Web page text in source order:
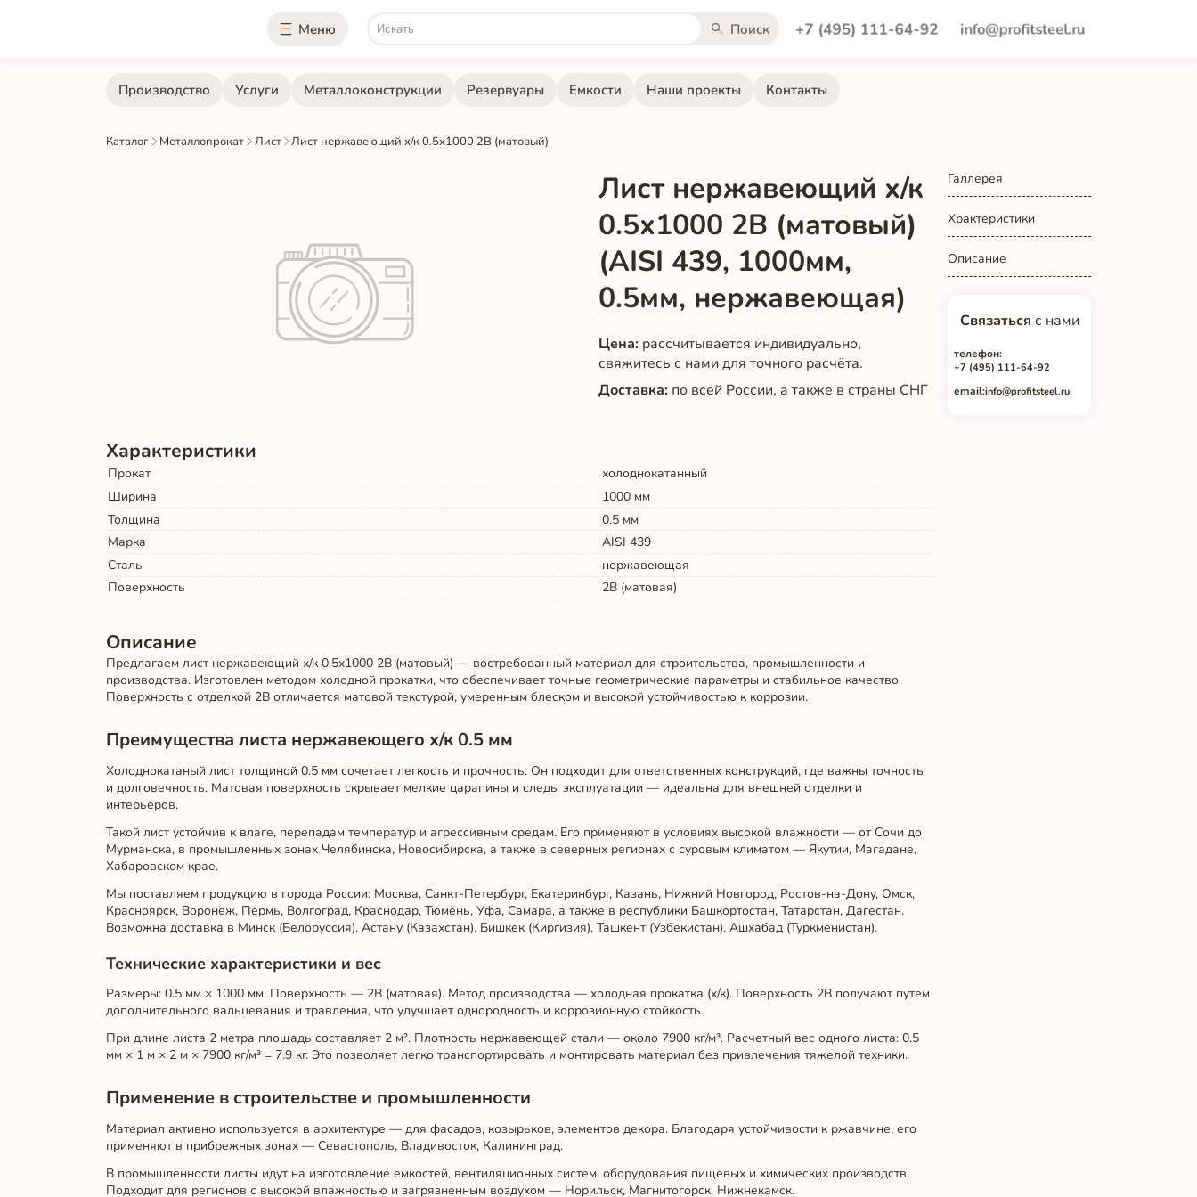
Меню Поиск +7 (495) 111-64-92 info@profitsteel.ru
Производство Услуги Металлоконструкции Резервуары Емкости Наши проекты Контакты
Каталог Металлопрокат Лист Лист нержавеющий х/к 0.5х1000 2B (матовый)
Лист нержавеющий х/к
0.5х1000 2B (матовый)
(AISI 439, 1000мм,
0.5мм, нержавеющая)
Цена: рассчитывается индивидуально,
свяжитесь с нами для точного расчёта.
Доставка: по всей России, а также в страны СНГ
Галлерея
Храктеристики
Описание
Связаться с нами
телефон:
+7 (495) 111-64-92
email:info@profitsteel.ru
Характеристики
Прокат
холоднокатанный
Ширина
1000 мм
Толщина
0.5 мм
Марка
AISI 439
Сталь
нержавеющая
Поверхность
2B (матовая)
Описание
Предлагаем лист нержавеющий х/к 0.5х1000 2B (матовый) — востребованный материал для строительства, промышленности и
производства. Изготовлен методом холодной прокатки, что обеспечивает точные геометрические параметры и стабильное качество.
Поверхность с отделкой 2B отличается матовой текстурой, умеренным блеском и высокой устойчивостью к коррозии.
Преимущества листа нержавеющего х/к 0.5 мм
Холоднокатаный лист толщиной 0.5 мм сочетает легкость и прочность. Он подходит для ответственных конструкций, где важны точность
и долговечность. Матовая поверхность скрывает мелкие царапины и следы эксплуатации — идеальна для внешней отделки и
интерьеров.
Такой лист устойчив к влаге, перепадам температур и агрессивным средам. Его применяют в условиях высокой влажности — от Сочи до
Мурманска, в промышленных зонах Челябинска, Новосибирска, а также в северных регионах с суровым климатом — Якутии, Магадане,
Хабаровском крае.
Мы поставляем продукцию в города России: Москва, Санкт-Петербург, Екатеринбург, Казань, Нижний Новгород, Ростов-на-Дону, Омск,
Красноярск, Воронеж, Пермь, Волгоград, Краснодар, Тюмень, Уфа, Самара, а также в республики Башкортостан, Татарстан, Дагестан.
Возможна доставка в Минск (Белоруссия), Астану (Казахстан), Бишкек (Киргизия), Ташкент (Узбекистан), Ашхабад (Туркменистан).
Технические характеристики и вес
Размеры: 0.5 мм × 1000 мм. Поверхность — 2B (матовая). Метод производства — холодная прокатка (х/к). Поверхность 2B получают путем
дополнительного вальцевания и травления, что улучшает однородность и коррозионную стойкость.
При длине листа 2 метра площадь составляет 2 м². Плотность нержавеющей стали — около 7900 кг/м³. Расчетный вес одного листа: 0.5
мм × 1 м × 2 м × 7900 кг/м³ = 7.9 кг. Это позволяет легко транспортировать и монтировать материал без привлечения тяжелой техники.
Применение в строительстве и промышленности
Материал активно используется в архитектуре — для фасадов, козырьков, элементов декора. Благодаря устойчивости к ржавчине, его
применяют в прибрежных зонах — Севастополь, Владивосток, Калининград.
В промышленности листы идут на изготовление емкостей, вентиляционных систем, оборудования пищевых и химических производств.
Подходит для регионов с высокой влажностью и загрязненным воздухом — Норильск, Магнитогорск, Нижнекамск.